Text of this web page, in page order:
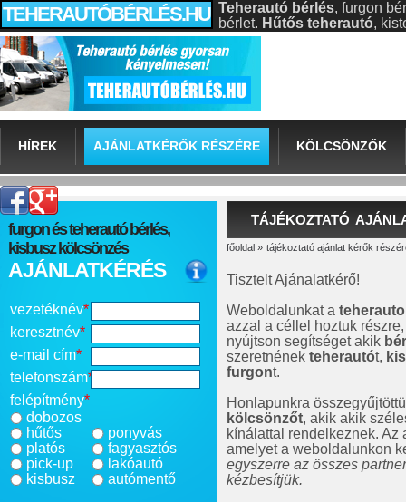
TEHERAUTÓBÉRLÉS.HU Teherautó bérlés, furgon
bérlet. Hűtős teherautó,
HÍREK AJÁNLATKÉRŐK RÉSZÉRE KÖLCSÖNZŐK
furgon és teherautó bérlés,
kisbusz kölcsönzés
AJÁNLATKÉRÉS
vezetéknév*
keresztnév*
e-mail cím*
telefonszám*
felépítmény*
dobozos
hűtős
platós
pick-up
kisbusz
ponyvás
fagyasztós
lakóautó
autómentő
TÁJÉKOZTATÓ
főoldal » tájékoztató ajánlat kérők
Tisztelt Ajánalatkérő!
Weboldalunkat a
azzal a céllel hoztuk
nyújtson segítséget akik
szeretnének teherautót,
furgont.
Honlapunkra
kölcsönzőt, akik akik
kínálattal rendelkeznek. Az
amelyet a weboldalunkon
egyszerre az összes
kézbesítjük.